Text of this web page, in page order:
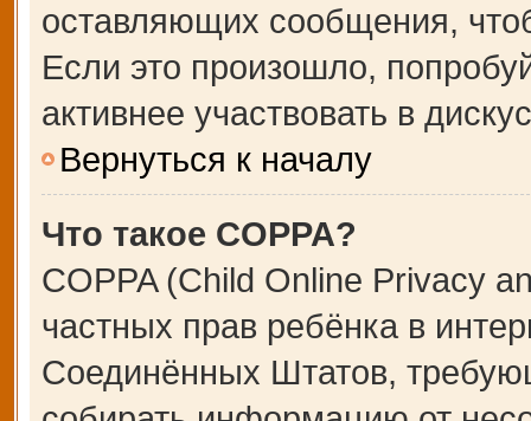
оставляющих сообщения,
Если это произошло,
активнее участвовать в
Вернуться к началу
Что такое COPPA?
COPPA (Child Online Privacy
частных прав ребёнка в
Соединённых Штатов,